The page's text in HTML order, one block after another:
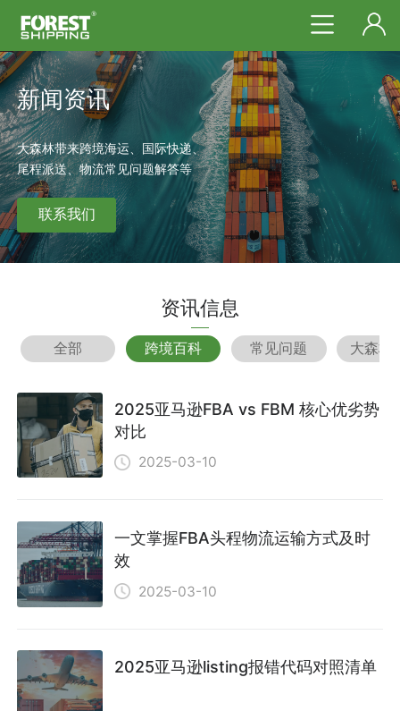
新闻资讯
大森林带来跨境海运、国际快递、
尾程派送、物流常见问题解答等
联系我们
资讯信息
全部 跨境百科 常见问题 大森林
2025亚马逊FBA vs FBM 核心优劣势
对比
2025-03-10
一文掌握FBA头程物流运输方式及时
效
2025-03-10
2025亚马逊listing报错代码对照清单